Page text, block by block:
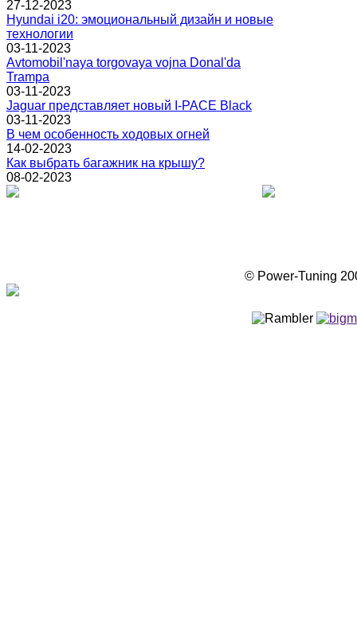
27-12-2023
Hyundai i20: эмоциональный дизайн и новые
технологии
03-11-2023
Avtomobil'naya torgovaya vojna Donal'da
Trampa
03-11-2023
Jaguar представляет новый I-PACE Black
03-11-2023
В чем особенность ходовых огней
14-02-2023
Как выбрать багажник на крышу?
08-02-2023
© Power-Tuning